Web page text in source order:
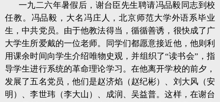
一九二六年暑假后，谢台臣先生聘请冯品毅同志到校
任教。冯品毅，大名冯庄人，北京师范大学外语系毕业
生，中共党员。由于他教法得当，循循善诱，很快成了广
大学生所爱戴的一位老师。同学们都愿意接近他，他则利
用课余时间向学生介绍唯物史观，并组织了“读书会”，指
导学生进行系统的革命理论学习。在他离开学校的前夕，
发展了五名党员，他们是赵济焰（赵纪彬）、刘大风（安
明）、李世玮（李大山）、成润、吴益普。这样，在谢台